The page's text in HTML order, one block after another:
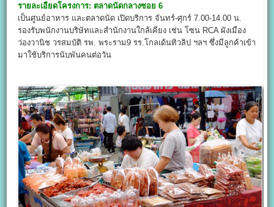
รายละเอียดโครงการ: ตลาดนัดกลางซอย 6
เป็นศูนย์อาหาร และตลาดนัด เปิดบริการ จันทร์-ศุกร์ 7.00-14.00 น.
รองรับพนักงานบริษัทและสำนักงานใกล้เคียง เช่น โซน RCA ผังเมือง
ว่องวานิช วรสมบัติ รพ. พระราม9 รร.โกลเด้นทิวลิป ฯลฯ ซึ่งมีลูกค้าเข้า
มาใช้บริการนับพันคนต่อวัน